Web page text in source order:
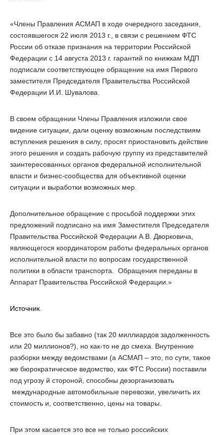
«Члены Правления АСМАП в ходе очередного заседания,
состоявшегося 22 июля 2013 г., в связи с решением ФТС
России об отказе признания на территории Российской
Федерации с 14 августа 2013 г. гарантий по книжкам МДП
подписали соответствующее обращение на имя Первого
заместителя Председателя Правительства Российской
Федерации И.И. Шувалова.
В своем обращении Члены Правления изложили свое
видение ситуации, дали оценку возможным последствиям
вступления решения в силу, просят приостановить действие
этого решения и создать рабочую группу из представителей
заинтересованных органов федеральной исполнительной
власти и бизнес-сообщества для объективной оценки
ситуации и выработки возможных мер.
Дополнительное обращение с просьбой поддержки этих
предложений подписано на имя Заместителя Председателя
Правительства Российской Федерации А.В. Дворковича,
являющегося координатором работы федеральных органов
исполнительной власти по вопросам государственной
политики в области транспорта. Обращения переданы в
Аппарат Правительства Российской Федерации.»
Источник.
Все это было бы забавно (так 20 миллиардов задолженность
или 20 миллионов?), но как-то не до смеха. Внутренние
разборки между ведомствами (а АСМАП – это, по сути, такое
же бюрократическое ведомство, как ФТС России) поставили
под угрозу й стороной, способны дезорганизовать
международные автомобильные перевозки, увеличить их
стоимость и, соответственно, цены на товары.
При этом касается это все не только российских